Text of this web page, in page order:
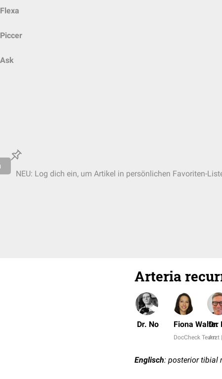
Flexa
Piccer
Ask
NEU: Log dich ein, um Artikel in persönlichen Favoriten-
Arteria
Dr. No Fiona Walter
DocCheck Team
Dr.
Arzt
Englisch: posterior tibial